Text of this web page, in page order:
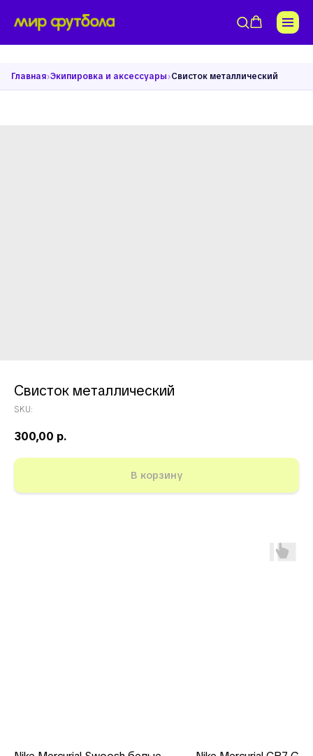
Главная›Экипировка и аксессуары›Свисток металлический
Свисток металлический
SKU:
300,00 р.
В корзину